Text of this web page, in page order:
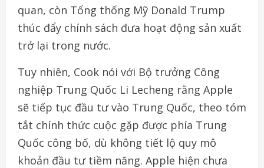
quan, còn Tổng thống Mỹ Donald Trump
thúc đẩy chính sách đưa hoạt động sản xuất
trở lại trong nước.
Tuy nhiên, Cook nói với Bộ trưởng Công
nghiệp Trung Quốc Li Lecheng rằng Apple
sẽ tiếp tục đầu tư vào Trung Quốc, theo tóm
tắt chính thức cuộc gặp được phía Trung
Quốc công bố, dù không tiết lộ quy mô
khoản đầu tư tiềm năng. Apple hiện chưa